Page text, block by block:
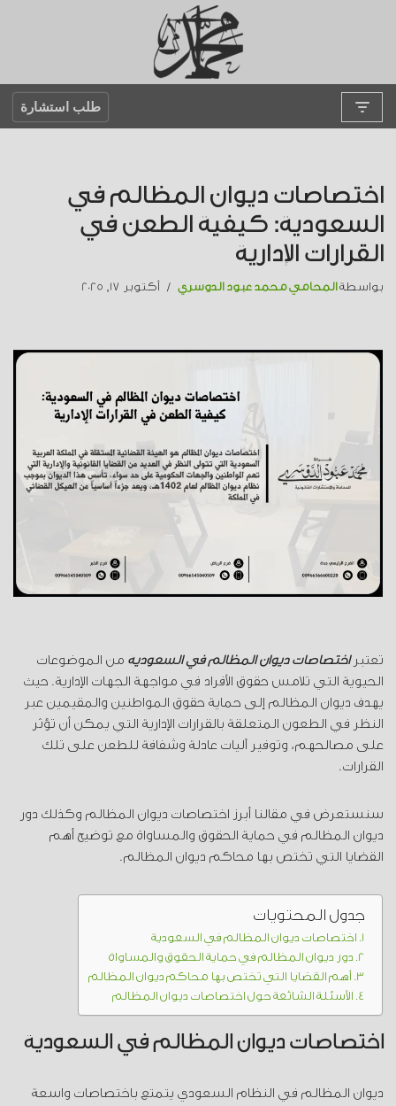
المحتوى
طلب استشارة
اختصاصات ديوان المظالم في
السعودية: كيفية الطعن في
القرارات الإدارية
بواسطة المحامي محمد عبود الدوسري أكتوبر 17, 2025
تعتبراختصاصات ديوان المظالم في السعودية من الموضوعات
الحيوية التي تلامس حقوق الأفراد في مواجهة الجهات الإدارية. حيث
يهدف ديوان المظالم إلى حماية حقوق المواطنين والمقيمين عبر
النظر في الطعون المتعلقة بالقرارات الإدارية التي يمكن أن تؤثر
على مصالحهم، وتوفير آليات عادلة وشفافة للطعن على تلك
القرارات.
سنستعرض في مقالنا أبرز اختصاصات ديوان المظالم وكذلك دور
ديوان المظالم في حماية الحقوق والمساواة مع توضيح أهم
القضايا التي تختص بها محاكم ديوان المظالم.
جدول المحتويات
اختصاصات ديوان المظالم في السعودية
دور ديوان المظالم في حماية الحقوق والمساواة
أهم القضايا التي تختص بها محاكم ديوان المظالم
الأسئلة الشائعة حول اختصاصات ديوان المظالم
اختصاصات ديوان المظالم في السعودية
ديوان المظالم في النظام السعودي يتمتع باختصاصات واسعة